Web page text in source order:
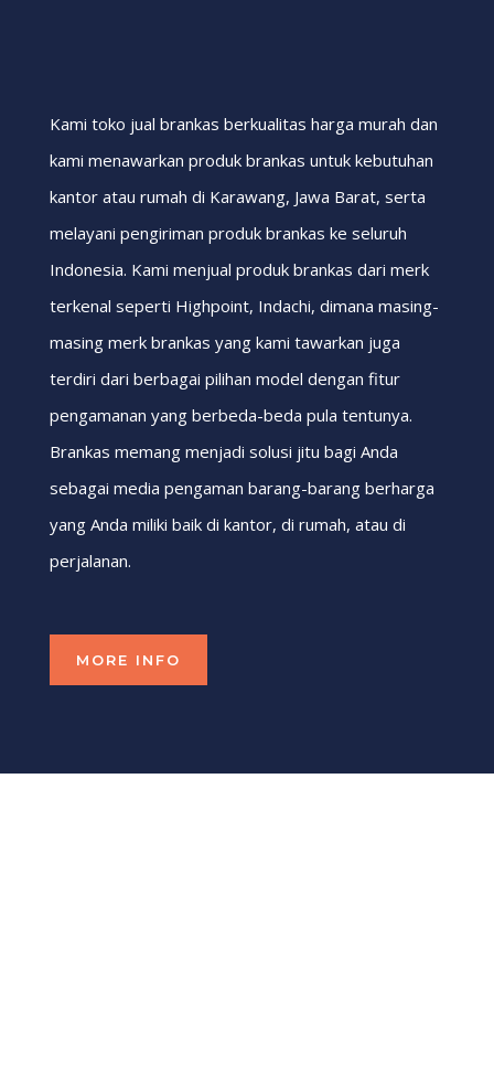
Kami toko jual brankas berkualitas harga murah dan
kami menawarkan produk brankas untuk kebutuhan
kantor atau rumah di Karawang, Jawa Barat, serta
melayani pengiriman produk brankas ke seluruh
Indonesia. Kami menjual produk brankas dari merk
terkenal seperti Highpoint, Indachi, dimana masing-
masing merk brankas yang kami tawarkan juga
terdiri dari berbagai pilihan model dengan fitur
pengamanan yang berbeda-beda pula tentunya.
Brankas memang menjadi solusi jitu bagi Anda
sebagai media pengaman barang-barang berharga
yang Anda miliki baik di kantor, di rumah, atau di
perjalanan.
MORE INFO